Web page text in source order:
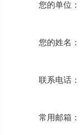
您的单位：
您的姓名：
联系电话：
常用邮箱：